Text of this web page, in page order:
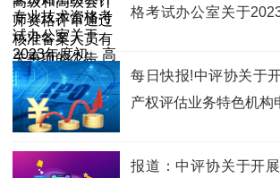
格考试办公室关于
计专业技术资格考试
知
每日快报!中评协关于
产权评估业务特色机构
报道：中评协关于开